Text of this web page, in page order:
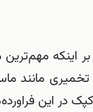
اینکه
مانند
در این